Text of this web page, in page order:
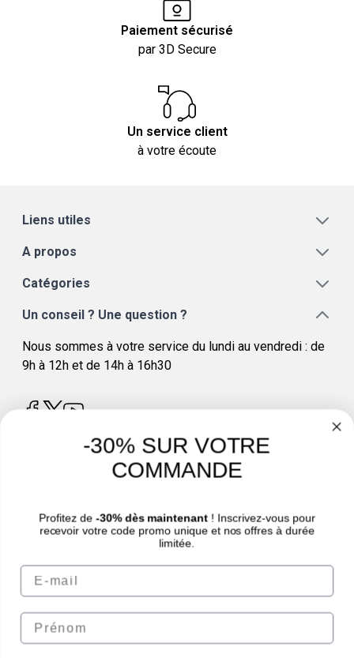
Paiement sécurisé
par 3D Secure
Un service client
à votre écoute
Liens utiles
A propos
Catégories
Un conseil ? Une question ?
Nous sommes à votre service du lundi au vendredi : de
9h à 12h et de 14h à 16h30
4.8/ 5
© Sport Nutrition Center 2026 | Paiement sécurisé | *Norme AFNOR NF EN 17444.
Voir fiche produit.
eafit.com|granions.fr|punch-power.com
-30% SUR VOTRE
COMMANDE
Profitez de -30% dès maintenant ! Inscrivez-vous pour
recevoir votre code promo unique et nos offres à durée
limitée.
Email
Prénom